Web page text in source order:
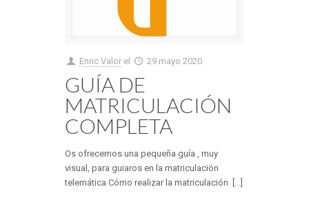
Enric Valor el 29 mayo 2020
GUÍA DE
MATRICULACIÓN
COMPLETA
Os ofrecemos una pequeña guía , muy
visual, para guiaros en la matriculación
telemática Cómo realizar la matriculación [...]